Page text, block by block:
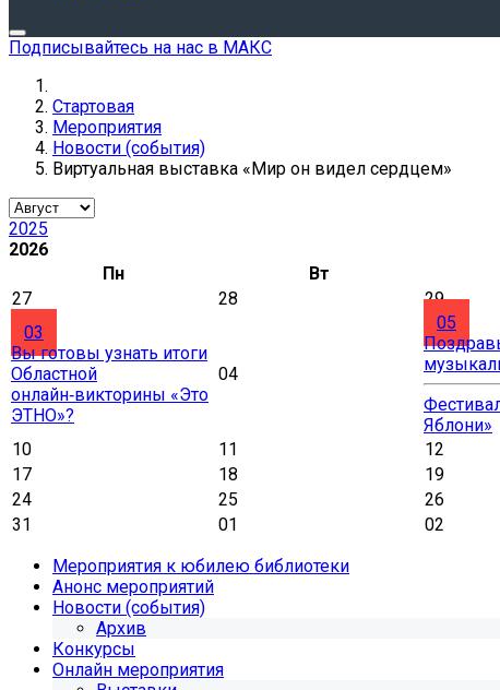
Подписывайтесь на нас в МАКС
Стартовая
Мероприятия
Новости (события)
Виртуальная выставка «Мир он видел сердцем»
2025
2026
Пн
Вт
27
28 29
03
Вы готовы узнать итоги
Областной
онлайн‑викторины «Это
ЭТНО»?
04
05
Яблони»
10 11 12
17
18 19
24
25 26
31
01 02
Мероприятия к юбилею библиотеки
Анонс мероприятий
Новости (события)
Архив
Конкурсы
Онлайн мероприятия